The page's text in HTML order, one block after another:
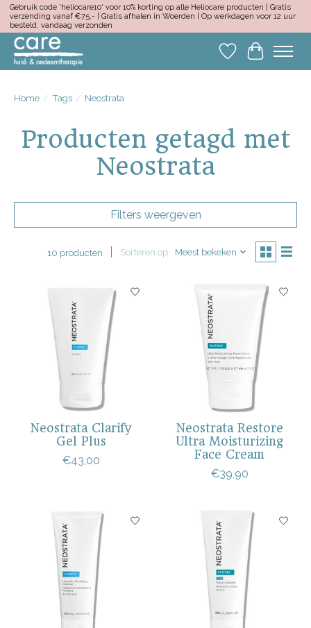
Gebruik code 'heliocare10' voor 10% korting op alle Heliocare producten | Gratis
verzending vanaf €75,- | Gratis afhalen in Woerden | Op werkdagen voor 12 uur
besteld, vandaag verzonden
Verlanglijst
Home / Tags / Neostrata
Producten getagd met
Neostrata
Filters weergeven
10 producten Sorteren op Meest bekeken
Neostrata Clarify
Gel Plus
€43,00
Neostrata Restore
Ultra Moisturizing
Face Cream
€39,90